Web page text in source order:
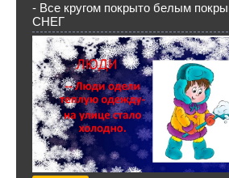
- Все кругом покрыто белым
СНЕГ